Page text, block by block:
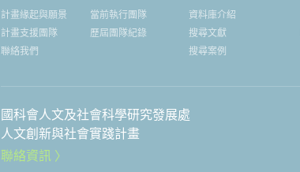
計畫緣起與願景
計畫支援團隊
聯絡我們
當前執行團隊
歷屆團隊紀錄
資料庫介紹
搜尋文獻
搜尋案例
國科會人文及社會科學研究發展處
人文創新與社會實踐計畫
聯絡資訊